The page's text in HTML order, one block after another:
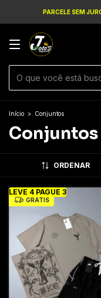
PARCELE SEM
Início > Conjuntos
Conjuntos
ORDENAR
LEVE 4 PAGUE 3
GRÁTIS